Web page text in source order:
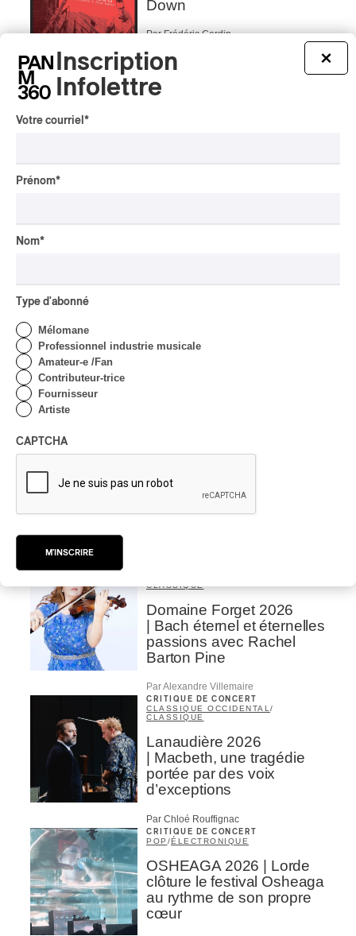
Down
Par Frédéric Cardin
CRITIQUE D'ALBUM
CLASSIQUE OCCIDENTAL
CLASSIQUE
Domaine Forget 2026
Présence Autochtone I
TRAD QUÉBÉCOIS/TRADITIONNEL
Concerts aux Îles du Bic
| Robin Servant : la
musique comme lieu de
CLASSIQUE
Domaine Forget 2026
| Bach éternel et éternelles
passions avec Rachel
Barton Pine
Par Alexandre Villemaire
CRITIQUE DE CONCERT
CLASSIQUE OCCIDENTAL /
CLASSIQUE
Lanaudière 2026
| Macbeth, une tragédie
portée par des voix
d’exceptions
Par Chloé Rouffignac
CRITIQUE DE CONCERT
POP /ÉLECTRONIQUE
OSHEAGA 2026 | Lorde
clôture le festival Osheaga
au rythme de son propre
cœur
×
Inscription
Infolettre
Votre courriel *
Prénom*
Nom*
Type d'abonné
Mélomane
Professionnel industrie musicale
Amateur-e /Fan
Contributeur-trice
Fournisseur
Artiste
CAPTCHA
M'INSCRIRE